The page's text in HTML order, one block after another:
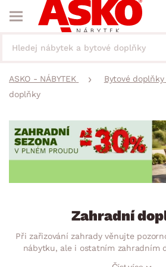
ASKO - NÁBYTEK Bytové doplňky
doplňky
Zahradní
Při zařizování zahrady věnujte
nábytku, ale i ostatním zahradním